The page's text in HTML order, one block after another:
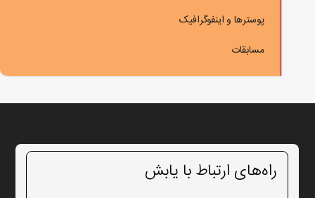
پوسترها و اینفوگرافیک
مسابقات
راه‌های ارتباط با یابش